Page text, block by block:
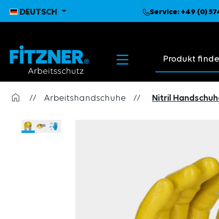
Zur Hauptnavigation springen
DEUTSCH Service: +49 (0)
// Arbeitshandschuhe // Nitril
Bildergalerie überspringen